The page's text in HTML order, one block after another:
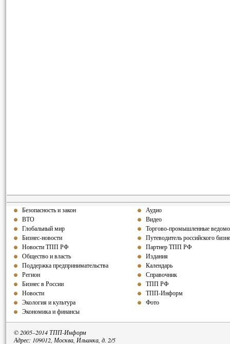
Безопасность и закон
ВТО
Глобальный мир
Бизнес-новости
Новости ТПП РФ
Общество и власть
Поддержка предпринимательства
Регион
Бизнес в России
Новости
Экология и культура
Экономика и финансы
Аудио
Видео
Торгово-промышленные
Путеводитель российского
Партнер ТПП РФ
Издания
Календарь
Справочник
ТПП РФ
ТПП-Информ
Фото
© 2005–2014 ТПП-Информ
Адрес: 109012, Москва, Ильинка, д. 2/5